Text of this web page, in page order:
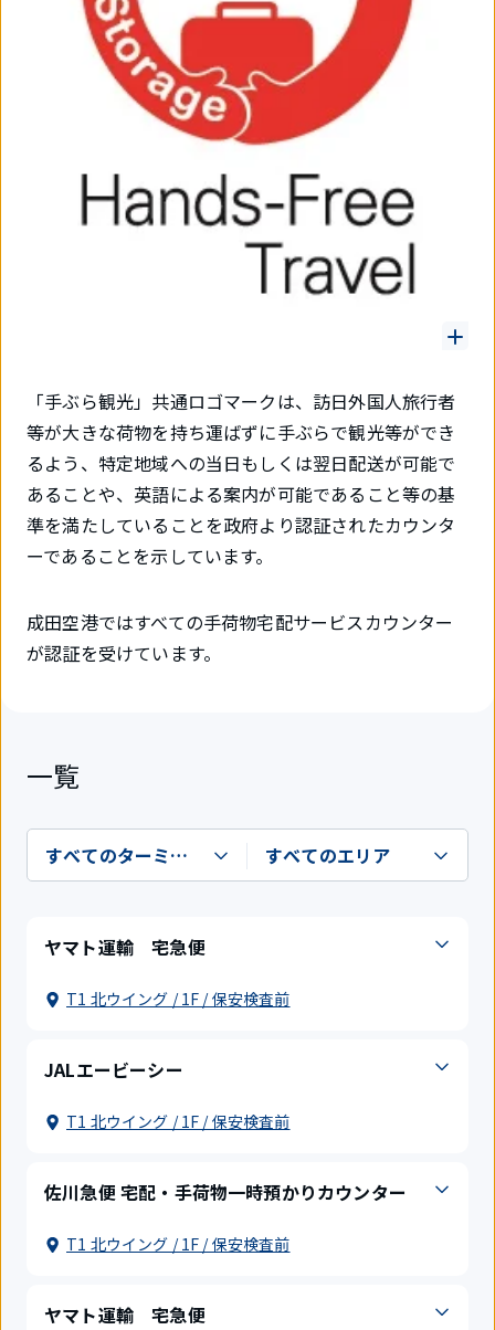
「手ぶら観光」共通ロゴマークは、訪日外国人旅行者
等が大きな荷物を持ち運ばずに手ぶらで観光等ができ
るよう、特定地域への当日もしくは翌日配送が可能で
あることや、英語による案内が可能であること等の基
準を満たしていることを政府より認証されたカウンタ
ーであることを示しています。
成田空港ではすべての手荷物宅配サービスカウンター
が認証を受けています。
一覧
ヤマト運輸 宅急便
T1 北ウイング / 1F / 保安検査前
JALエービーシー
T1 北ウイング / 1F / 保安検査前
佐川急便 宅配・手荷物一時預かりカウンター
T1 北ウイング / 1F / 保安検査前
ヤマト運輸 宅急便